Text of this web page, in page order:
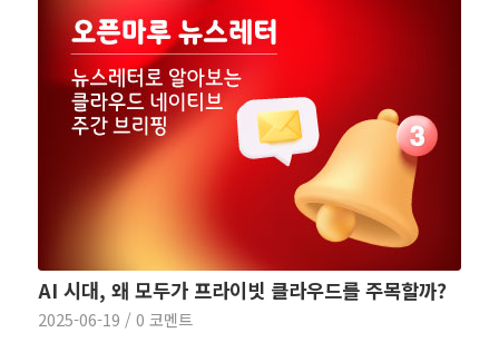
AI 시대, 왜 모두가 프라이빗 클라우드를 주목할까?
2025-06-19 / 0 코멘트